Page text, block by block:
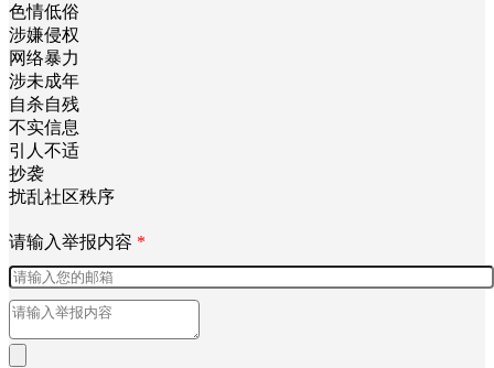
色情低俗
涉嫌侵权
网络暴力
涉未成年
自杀自残
不实信息
引人不适
抄袭
扰乱社区秩序
请输入举报内容 *